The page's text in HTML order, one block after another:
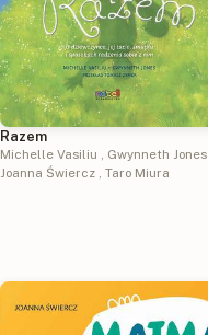
Razem
Michelle Vasiliu Gwynneth Jones
Joanna Świercz
Taro Miura